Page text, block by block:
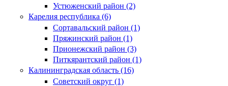
Устюженский район (2)
Карелия республика (6)
Сортавальский район (1)
Пряжинский район (1)
Прионежский район (3)
Питкярантский район (1)
Калининградская область (16)
Советский округ (1)